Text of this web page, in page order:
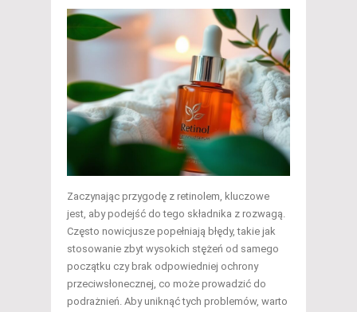
Zaczynając przygodę z retinolem, kluczowe
jest, aby podejść do tego składnika z rozwagą.
Często nowicjusze popełniają błędy, takie jak
stosowanie zbyt wysokich stężeń od samego
początku czy brak odpowiedniej ochrony
przeciwsłonecznej, co może prowadzić do
podrażnień. Aby uniknąć tych problemów, warto